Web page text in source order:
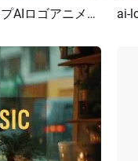
温かいコーヒーブランドのモックアップAIロゴアニメーション紹介